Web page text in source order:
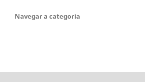
Navegar a categoria